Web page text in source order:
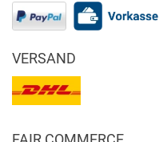
VERSAND